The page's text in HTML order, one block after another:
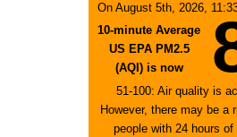
On August 5th, 2026,
10-minute Average
US EPA PM2.5
(AQI) is now
51-100: Air quality is
However, there may be a
people with 24 hours of